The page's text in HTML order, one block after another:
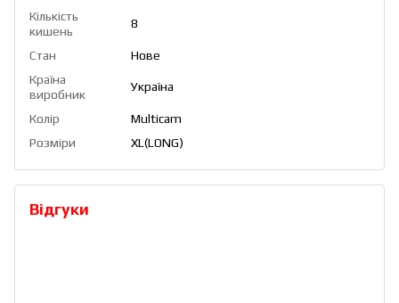
Кількість
кишень
8
Стан
Нове
Країна
виробник
Україна
Колір
Multicam
Розміри
XL(LONG)
Відгуки